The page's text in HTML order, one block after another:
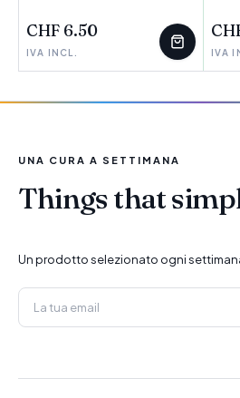
CHF 6.50
IVA INCL. IVA
UNA CURA A SETTIMANA
Things that
Un prodotto selezionato ogni